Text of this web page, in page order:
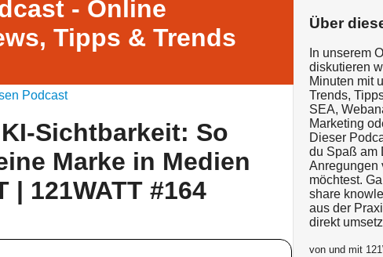
- Online
Tipps & Trends
Podcast
Sichtbarkeit: So
Marke in Medien
| 121WATT #164
Über
In unserem
diskutieren
Minuten mit
Trends,
SEA,
Marketing
Dieser
du Spaß am
Anregungen
möchtest.
share
aus der
direkt
von und mit